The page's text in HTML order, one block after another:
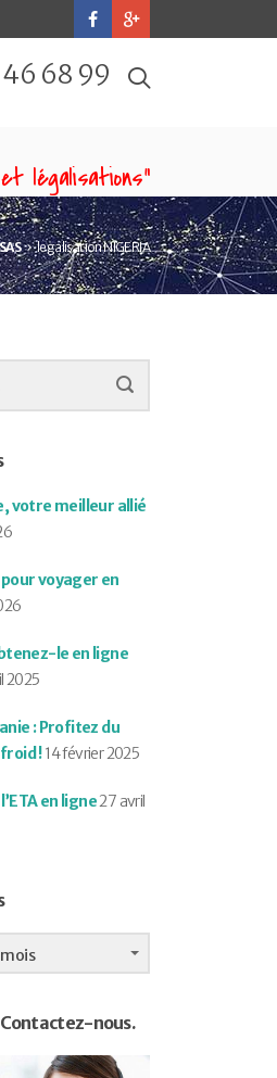
68 99
légalisations”
legalisation NIGERIA
votre meilleur allié
voyager en
le en ligne
2025
: Profitez du
!14 février 2025
en ligne27 avril
nous.